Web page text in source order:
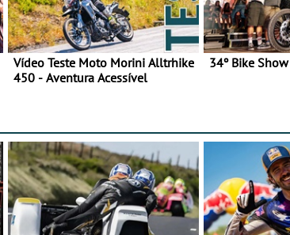
Vídeo Teste Moto Morini Alltrhike
450 - Aventura Acessível
34º Bike